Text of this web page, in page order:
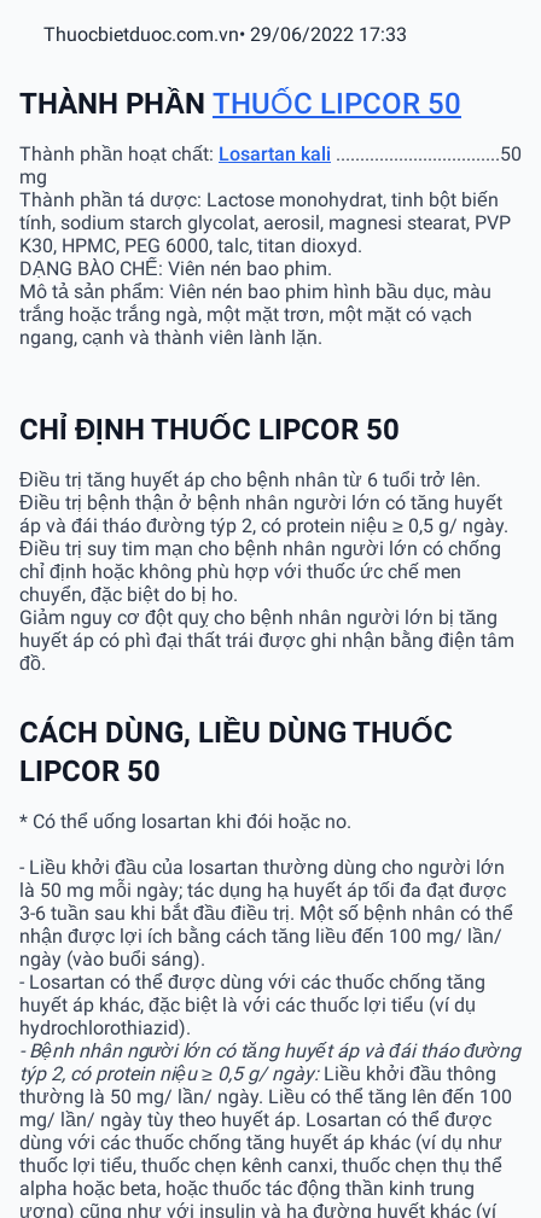
Thuocbietduoc.com.vn• 29/06/2022 17:33
THÀNH PHẦN THUỐC LIPCOR 50
Thành phần hoạt chất: Losartan kali ..................................50
mg
Thành phần tá dược: Lactose monohydrat, tinh bột biến
tính, sodium starch glycolat, aerosil, magnesi stearat, PVP
K30, HPMC, PEG 6000, talc, titan dioxyd.
DẠNG BÀO CHẾ: Viên nén bao phim.
Mô tả sản phẩm: Viên nén bao phim hình bầu dục, màu
trắng hoặc trắng ngà, một mặt trơn, một mặt có vạch
ngang, cạnh và thành viên lành lặn.
CHỈ ĐỊNH THUỐC LIPCOR 50
Điều trị tăng huyết áp cho bệnh nhân từ 6 tuổi trở lên.
Điều trị bệnh thận ở bệnh nhân người lớn có tăng huyết
áp và đái tháo đường týp 2, có protein niệu ≥ 0,5 g/ ngày.
Điều trị suy tim mạn cho bệnh nhân người lớn có chống
chỉ định hoặc không phù hợp với thuốc ức chế men
chuyển, đặc biệt do bị ho.
Giảm nguy cơ đột quỵ cho bệnh nhân người lớn bị tăng
huyết áp có phì đại thất trái được ghi nhận bằng điện tâm
đồ.
CÁCH DÙNG, LIỀU DÙNG THUỐC
LIPCOR 50
* Có thể uống losartan khi đói hoặc no.
- Liều khởi đầu của losartan thường dùng cho người lớn
là 50 mg mỗi ngày; tác dụng hạ huyết áp tối đa đạt được
3-6 tuần sau khi bắt đầu điều trị. Một số bệnh nhân có thể
nhận được lợi ích bằng cách tăng liều đến 100 mg/ lần/
ngày (vào buổi sáng).
- Losartan có thể được dùng với các thuốc chống tăng
huyết áp khác, đặc biệt là với các thuốc lợi tiểu (ví dụ
hydrochlorothiazid).
- Bệnh nhân người lớn có tăng huyết áp và đái tháo đường
týp 2, có protein niệu ≥ 0,5 g/ ngày: Liều khởi đầu thông
thường là 50 mg/ lần/ ngày. Liều có thể tăng lên đến 100
mg/ lần/ ngày tùy theo huyết áp. Losartan có thể được
dùng với các thuốc chống tăng huyết áp khác (ví dụ như
thuốc lợi tiểu, thuốc chẹn kênh canxi, thuốc chẹn thụ thể
alpha hoặc beta, hoặc thuốc tác động thần kinh trung
ương) cũng như với insulin và hạ đường huyết khác (ví